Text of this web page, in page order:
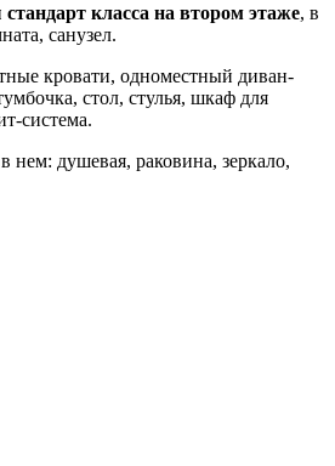
класса на втором этаже, в
санузел.
кровати, одноместный диван-
стол, стулья, шкаф для
система.
душевая, раковина, зеркало,